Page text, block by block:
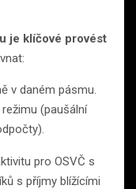
je klíčové provést
v daném pásmu.
(paušální
pro OSVČ s
s příjmy blížícími